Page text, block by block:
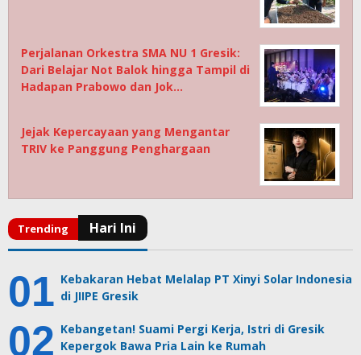
Perjalanan Orkestra SMA NU 1 Gresik:
Dari Belajar Not Balok hingga Tampil di
Hadapan Prabowo dan Jok…
Jejak Kepercayaan yang Mengantar
TRIV ke Panggung Penghargaan
Kebakaran Hebat Melalap PT Xinyi Solar Indonesia
di JIIPE Gresik
Kebangetan! Suami Pergi Kerja, Istri di Gresik
Kepergok Bawa Pria Lain ke Rumah